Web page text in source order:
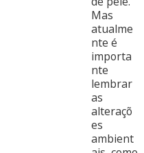
Mas
atualme
nte é
importa
nte
lembrar
as
alteraçõ
es
ambient